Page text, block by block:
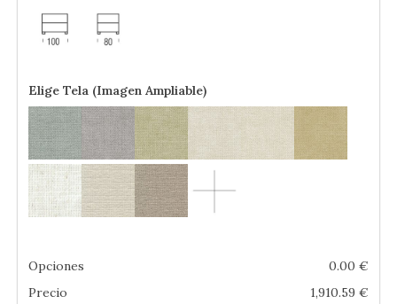
Elige Tela (Imagen Ampliable)
Opciones 0.00 €
Precio
1,910.59 €